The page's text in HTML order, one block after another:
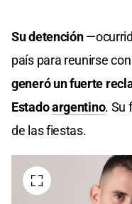
Su detención
país para reunirse
generó un fuerte
Estadoargentino. Su
de las fiestas.